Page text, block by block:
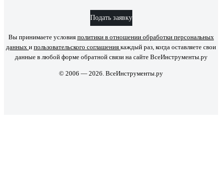
Подать заявку
Вы принимаете условия политики в отношении обработки персональных
данных и пользовательского соглашения каждый раз, когда оставляете свои
данные в любой форме обратной связи на сайте ВсеИнструменты.ру
© 2006 — 2026. ВсеИнструменты.ру